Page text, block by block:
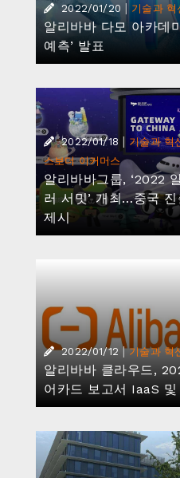
2022/01/20 | 기술과 혁
알리바바 다모 아카데
예측’ 발표
2022/01/18 | 기술과 혁
스보더 이커머스
알리바바그룹, ‘2022
러 서밋’ 개최…중국
제시
2022/01/12 | 기술과 혁
알리바바 클라우드,
어카드 보고서 IaaS